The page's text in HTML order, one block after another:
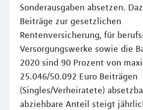
Sonderausgaben absetzen.
Beiträge zur gesetzlichen
Rentenversicherung, für
Versorgungswerke sowie die
2020 sind 90 Prozent von
25.046/50.092 Euro Beiträgen
(Singles/Verheiratete)
abziehbare Anteil steigt